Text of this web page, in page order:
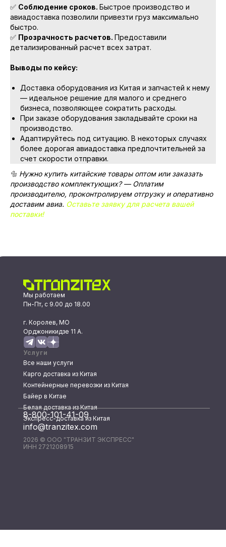
✅ Соблюдение сроков. Быстрое производство и
авиадоставка позволили привезти груз максимально
быстро.
✅ Прозрачность расчетов. Предоставили
детализированный расчет всех затрат.
Выводы по кейсу:
Доставка оборудования из Китая и запчастей к нему
— идеальное решение для малого и среднего
бизнеса, позволяющее сократить расходы.
При заказе оборудования закладывайте сроки на
производство.
Адаптируйтесь под ситуацию. В некоторых случаях
более дорогая авиадоставка предпочтительней за
счет скорости отправки.
🔩 Нужно купить китайские товары оптом или заказать
производство комплектующих? — Оплатим
производителю, проконтролируем отгрузку и оперативно
доставим авиа. Оставьте заявку для расчета вашей
поставки!
Мы работаем
Пн-Пт, с 9.00 до 18.00
г. Королев, МО
Орджоникидзе 11 А.
Услуги
Все наши услуги
Карго доставка из Китая
Контейнерные перевозки из Китая
Байер в Китае
Белая доставка из Китая
Экспресс-доставка из Китая
8-800-101-41-09
info@tranzitex.com
2026 © ООО "ТРАНЗИТ ЭКСПРЕСС"
ИНН 2721208915